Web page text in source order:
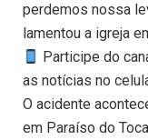
perdemos nossa
lamentou a igreja
Participe do
as notícias no
O acidente
em Paraíso do